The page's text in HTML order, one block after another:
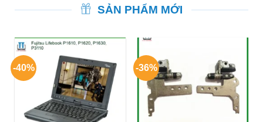
SẢN PHẨM MỚI
-40% -36%